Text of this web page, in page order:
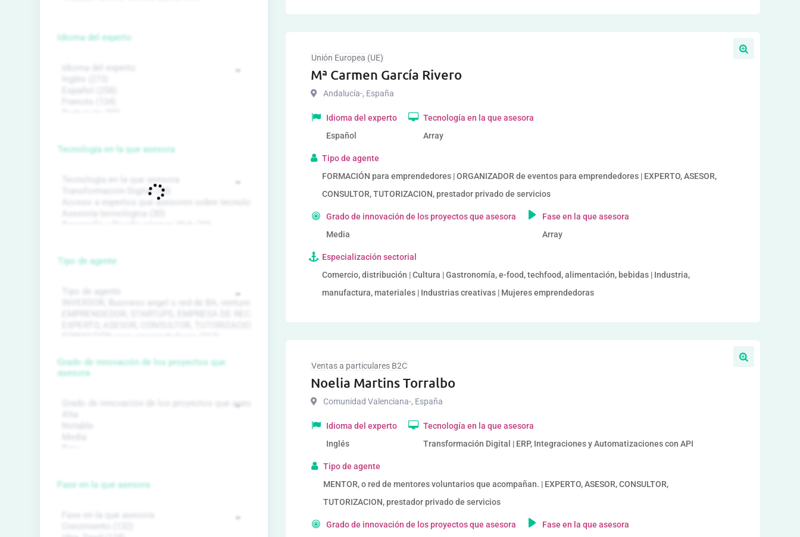
Unión Europea (UE)
Mª Carmen García Rivero
Andalucía-, España
Idioma del experto
Español
Tecnología en la que asesora
Array
Tipo de agente
FORMACIÓN para emprendedores | ORGANIZADOR de eventos para emprendedores | EXPERTO, ASESOR,
CONSULTOR, TUTORIZACION, prestador privado de servicios
Grado de innovación de los proyectos que asesora
Media
Fase en la que asesora
Array
Especialización sectorial
Comercio, distribución | Cultura | Gastronomía, e-food, techfood, alimentación, bebidas | Industria,
manufactura, materiales | Industrias creativas | Mujeres emprendedoras
Ventas a particulares B2C
Noelia Martins Torralbo
Comunidad Valenciana-, España
Idioma del experto
Inglés
Tecnología en la que asesora
Transformación Digital | ERP, Integraciones y Automatizaciones con API
Tipo de agente
MENTOR, o red de mentores voluntarios que acompañan. | EXPERTO, ASESOR, CONSULTOR,
TUTORIZACION, prestador privado de servicios
Grado de innovación de los proyectos que asesora
Fase en la que asesora
Idioma del experto
Tecnología en la que asesora
Tipo de agente
Grado de innovación de los proyectos que
asesora
Fase en la que asesora